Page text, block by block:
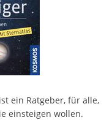
ein Ratgeber, für alle,
einsteigen wollen.